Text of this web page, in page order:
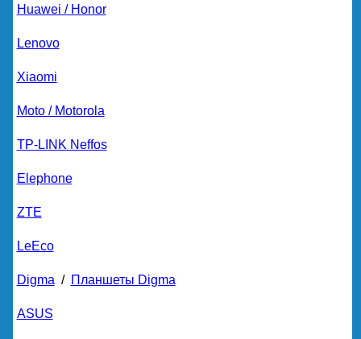
Huawei / Honor
Lenovo
Xiaomi
Moto / Motorola
TP-LINK Neffos
Elephone
ZTE
LeEco
Digma / Планшеты Digma
ASUS